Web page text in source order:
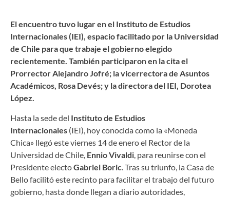
El encuentro tuvo lugar en el Instituto de Estudios
Internacionales (IEI), espacio facilitado por la Universidad
de Chile para que trabaje el gobierno elegido
recientemente. También participaron en la cita el
Prorrector Alejandro Jofré; la vicerrectora de Asuntos
Académicos, Rosa Devés; y la directora del IEI, Dorotea
López.
Hasta la sede del Instituto de Estudios
Internacionales (IEI), hoy conocida como la «Moneda
Chica» llegó este viernes 14 de enero el Rector de la
Universidad de Chile, Ennio Vivaldi , para reunirse con el
Presidente electoGabriel Boric . Tras su triunfo, la Casa de
Bello facilitó este recinto para facilitar el trabajo del futuro
gobierno, hasta donde llegan a diario autoridades,